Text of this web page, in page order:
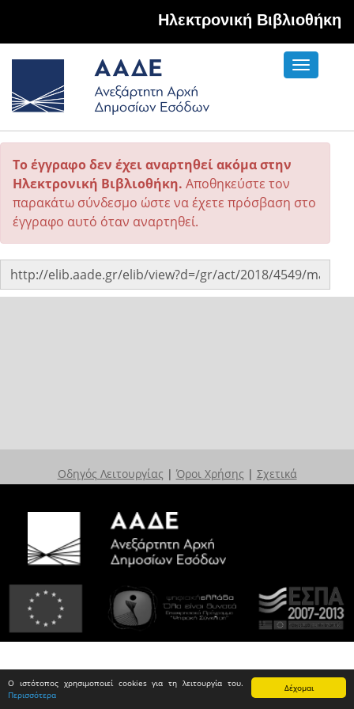
Δέχομαι
Ο ιστότοπος χρησιμοποιεί cookies για τη λειτουργία του.
Περισσότερα
Hλεκτρονική Βιβλιοθήκη
Toggle
Το έγγραφο δεν έχει αναρτηθεί ακόμα στην
Ηλεκτρονική Βιβλιοθήκη. Αποθηκεύστε τον
παρακάτω σύνδεσμο ώστε να έχετε πρόσβαση στο
έγγραφο αυτό όταν αναρτηθεί.
Οδηγός Λειτουργίας | Όροι Χρήσης | Σχετικά